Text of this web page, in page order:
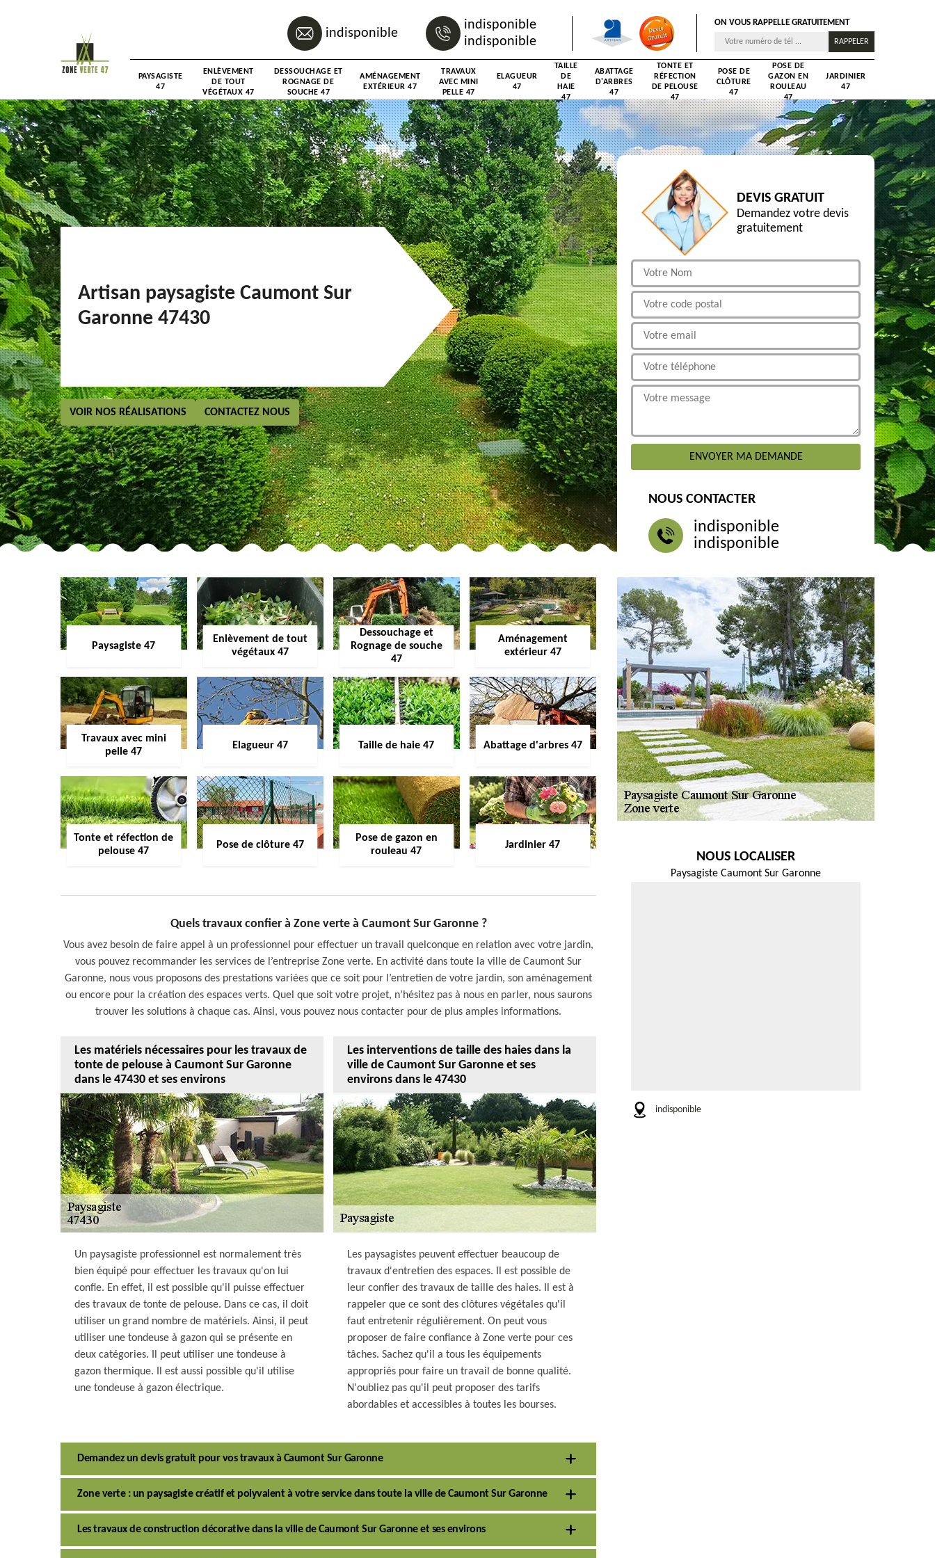
indisponible
indisponible
indisponible
ON VOUS RAPPELLE GRATUITEMENT
PAYSAGISTE
47
ENLÈVEMENT
DE TOUT
VÉGÉTAUX 47
DESSOUCHAGE ET
ROGNAGE DE
SOUCHE 47
AMÉNAGEMENT
EXTÉRIEUR 47
TRAVAUX
AVEC MINI
PELLE 47
ELAGUEUR
47
TAILLE
DE
HAIE
47
ABATTAGE
D'ARBRES
47
TONTE ET
RÉFECTION
DE PELOUSE
47
POSE DE
CLÔTURE
47
POSE DE
GAZON EN
ROULEAU
47
JARDINIER
47
Artisan paysagiste Caumont Sur
Garonne 47430
VOIR NOS RÉALISATIONS CONTACTEZ NOUS
Paysagiste 47
Enlèvement de tout
végétaux 47
Dessouchage et
Rognage de souche
47
Aménagement
extérieur 47
Travaux avec mini
pelle 47
Elagueur 47 Taille de haie 47 Abattage d'arbres 47
Tonte et réfection de
pelouse 47
Pose de clôture 47
Pose de gazon en
rouleau 47
Jardinier 47
Quels travaux confier à Zone verte à Caumont Sur Garonne ?
Vous avez besoin de faire appel à un professionnel pour effectuer un travail quelconque en relation avec votre jardin,
vous pouvez recommander les services de l’entreprise Zone verte. En activité dans toute la ville de Caumont Sur
Garonne, nous vous proposons des prestations variées que ce soit pour l’entretien de votre jardin, son aménagement
ou encore pour la création des espaces verts. Quel que soit votre projet, n’hésitez pas à nous en parler, nous saurons
trouver les solutions à chaque cas. Ainsi, vous pouvez nous contacter pour de plus amples informations.
Les matériels nécessaires pour les travaux de
tonte de pelouse à Caumont Sur Garonne
dans le 47430 et ses environs
Un paysagiste professionnel est normalement très
bien équipé pour effectuer les travaux qu'on lui
confie. En effet, il est possible qu'il puisse effectuer
des travaux de tonte de pelouse. Dans ce cas, il doit
utiliser un grand nombre de matériels. Ainsi, il peut
utiliser une tondeuse à gazon qui se présente en
deux catégories. Il peut utiliser une tondeuse à
gazon thermique. Il est aussi possible qu'il utilise
une tondeuse à gazon électrique.
Les interventions de taille des haies dans la
ville de Caumont Sur Garonne et ses
environs dans le 47430
Les paysagistes peuvent effectuer beaucoup de
travaux d'entretien des espaces. Il est possible de
leur confier des travaux de taille des haies. Il est à
rappeler que ce sont des clôtures végétales qu'il
faut entretenir régulièrement. On peut vous
proposer de faire confiance à Zone verte pour ces
tâches. Sachez qu'il a tous les équipements
appropriés pour faire un travail de bonne qualité.
N'oubliez pas qu'il peut proposer des tarifs
abordables et accessibles à toutes les bourses.
Demandez un devis gratuit pour vos travaux à Caumont Sur Garonne
Zone verte : un paysagiste créatif et polyvalent à votre service dans toute la ville de Caumont Sur Garonne
Les travaux de construction décorative dans la ville de Caumont Sur Garonne et ses environs
DEVIS GRATUIT
Demandez votre devis
gratuitement
NOUS CONTACTER
indisponible
indisponible
NOUS LOCALISER
Paysagiste Caumont Sur Garonne
indisponible